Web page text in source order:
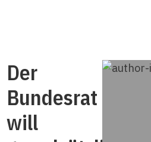
Der
Bundesrat
will